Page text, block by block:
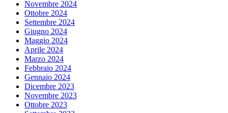
Novembre 2024
Ottobre 2024
Settembre 2024
Giugno 2024
Maggio 2024
Aprile 2024
Marzo 2024
Febbraio 2024
Gennaio 2024
Dicembre 2023
Novembre 2023
Ottobre 2023